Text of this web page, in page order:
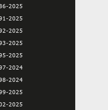
2025
2025
2025
2025
2025
2024
2024
2025
2025